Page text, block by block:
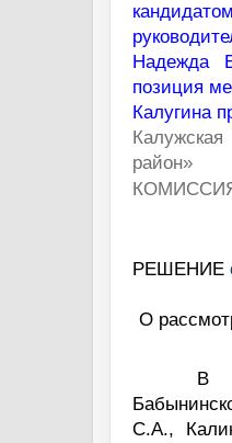
Надежда
позиция
Калугина
РЕШЕНИЕ
О
В
С.А.,